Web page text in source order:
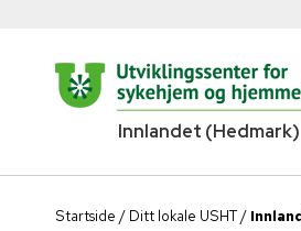
Innlandet (Hedmark)
Startside / Ditt lokale USHT/